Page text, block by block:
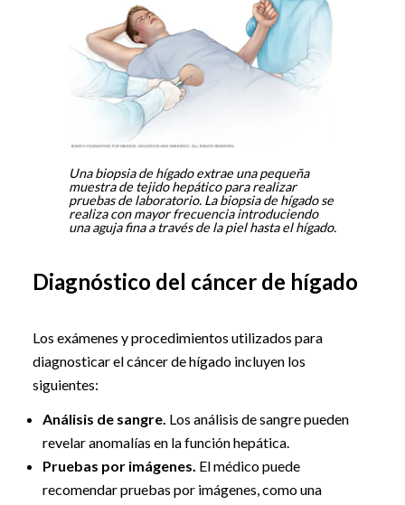
Una biopsia de hígado extrae una pequeña
muestra de tejido hepático para realizar
pruebas de laboratorio. La biopsia de hígado se
realiza con mayor frecuencia introduciendo
una aguja fina a través de la piel hasta el hígado.
Diagnóstico del cáncer de hígado
Los exámenes y procedimientos utilizados para
diagnosticar el cáncer de hígado incluyen los
siguientes:
Análisis de sangre. Los análisis de sangre pueden
revelar anomalías en la función hepática.
Pruebas por imágenes. El médico puede
recomendar pruebas por imágenes, como una